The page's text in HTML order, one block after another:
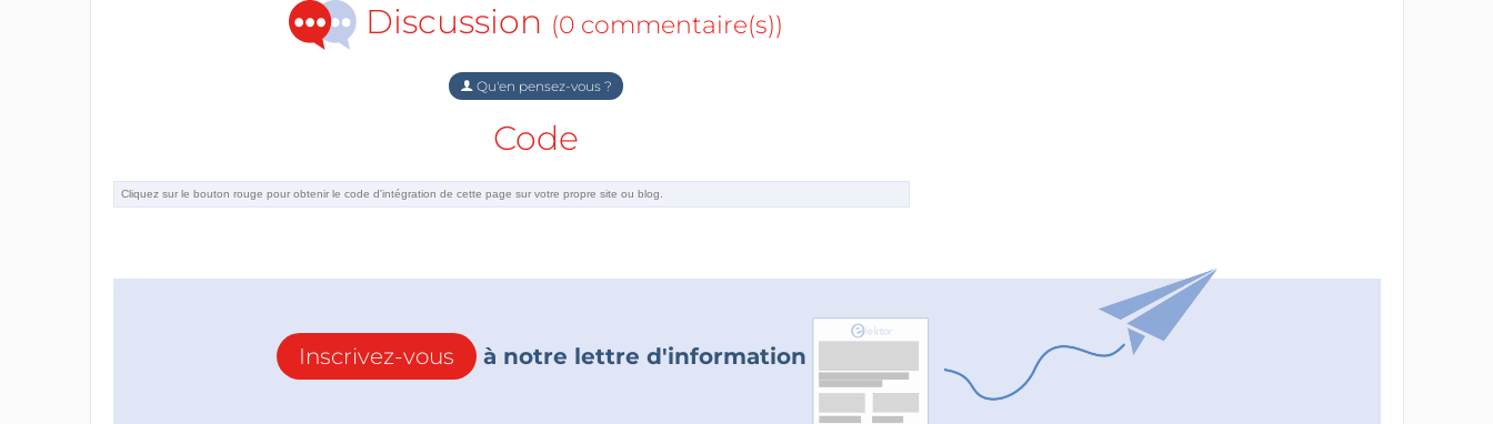
Discussion (0 commentaire(s))
Qu'en pensez-vous ?
Code
Inscrivez-vous à notre lettre d'information